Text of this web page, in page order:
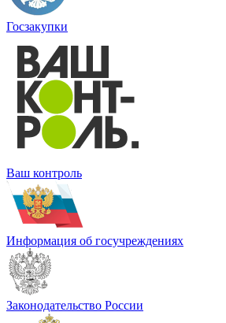
Госзакупки
Ваш контроль
Информация об госучреждениях
Законодательство России